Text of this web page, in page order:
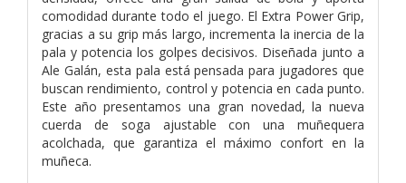
comodidad durante todo el juego. El Extra Power Grip,
gracias a su grip más largo, incrementa la inercia de la
pala y potencia los golpes decisivos. Diseñada junto a
Ale Galán, esta pala está pensada para jugadores que
buscan rendimiento, control y potencia en cada punto.
Este año presentamos una gran novedad, la nueva
cuerda de soga ajustable con una muñequera
acolchada, que garantiza el máximo confort en la
muñeca.